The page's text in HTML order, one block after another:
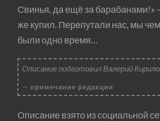
Свинья, да ещё за барабанами!»
же купил. Перепутали нас, мы
были одно время…
Описание подготовил Валерий
примечание редакции
Описание взято из социальной